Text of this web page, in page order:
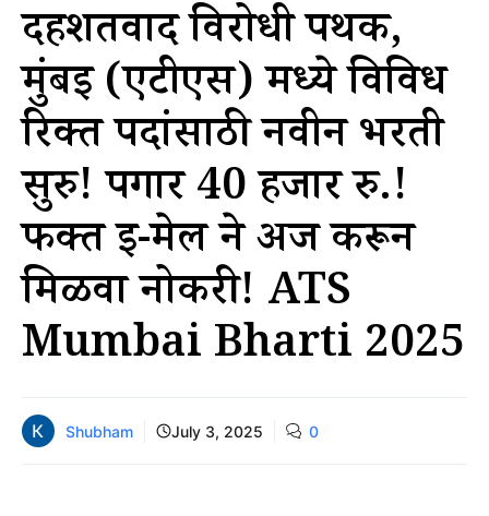
दहशतवाद विरोधी पथक,
मुंबई (एटीएस) मध्ये विविध
रिक्त पदांसाठी नवीन भरती
सुरु! पगार 40 हजार रु.!
फक्त ई-मेल ने अर्ज करून
मिळवा नोकरी! ATS
Mumbai Bharti 2025
Shubham July 3, 2025 0